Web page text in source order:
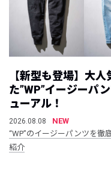
【新型も登場】大人
た”WP”イージーパ
ューアル！
2026.08.08
NEW
“WP”のイージーパンツを徹
紹介